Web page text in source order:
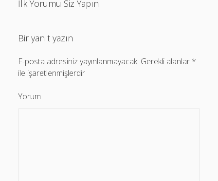
İlk Yorumu Siz Yapın
Bir yanıt yazın
E-posta adresiniz yayınlanmayacak. Gerekli alanlar *
ile işaretlenmişlerdir
Yorum